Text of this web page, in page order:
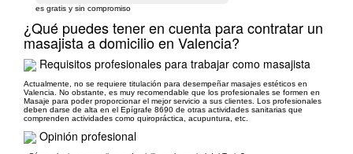
es gratis y sin compromiso
¿Qué puedes tener en cuenta para contratar un
masajista a domicilio en Valencia?
Requisitos profesionales para trabajar como masajista
Actualmente, no se requiere titulación para desempeñar masajes estéticos en
Valencia. No obstante, es muy recomendable que los profesionales se formen en
Masaje para poder proporcionar el mejor servicio a sus clientes. Los profesionales
deben darse de alta en el Epígrafe 8690 de otras actividades sanitarias que
comprenden actividades como quiropráctica, acupuntura, etc.
Opinión profesional